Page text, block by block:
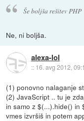
Še boljša rešitev PHP
Ne, ni boljša.
alexa-lol
:: 16. avg 2012,
(1) ponovno nalaganje
(2) JavaScript .. tu je
in samo z $(...).hide() in
vmes izvršiš in potem